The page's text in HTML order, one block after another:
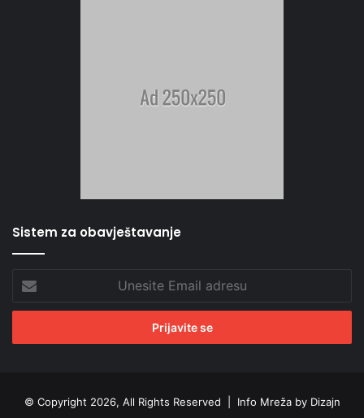
Sistem za obavještavanje
Email
adresu
© Copyright 2026, All Rights Reserved | Info Mreža by Dizajn